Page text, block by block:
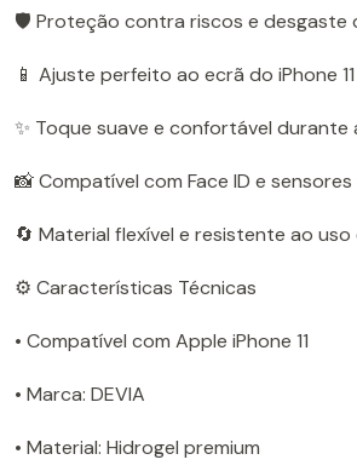
🛡️ Proteção contra riscos e desgaste
📱 Ajuste perfeito ao ecrã do iPhone 11
✨ Toque suave e confortável durante
📸 Compatível com Face ID e
🔄 Material flexível e resistente ao uso
⚙️ Características Técnicas
• Compatível com Apple iPhone 11
• Marca: DEVIA
• Material: Hidrogel premium